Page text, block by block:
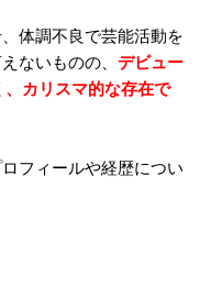
体調不良で芸能活動を
ないものの、 デビュー
カリスマ的な存在で
フィールや経歴につい